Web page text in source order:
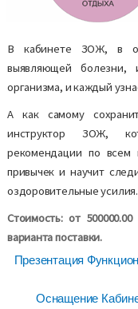
В кабинете ЗОЖ, в
выявляющей болезни,
организма, и каждый
А как самому
инструктор ЗОЖ,
рекомендации по всем
привычек и научит
оздоровительные усилия.
Стоимость: от
варианта поставки.
Презентация
Оснащение